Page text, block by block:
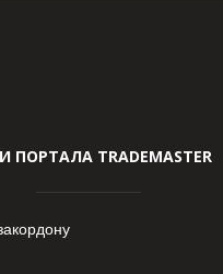
ПОРТАЛА TRADEMASTER